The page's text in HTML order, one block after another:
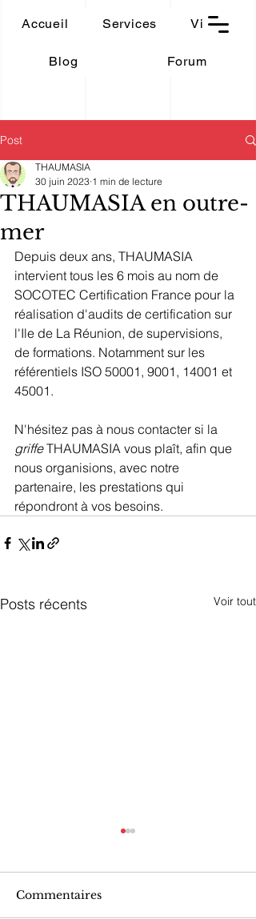
THAUMASIA
Accueil Services Vidéos
Blog Forum
Post
THAUMASIA en outre-
mer
THAUMASIA
30 juin 2023 1 min de lecture
Depuis deux ans, THAUMASIA
intervient tous les 6 mois au nom de
SOCOTEC Certification France pour la
réalisation d'audits de certification sur
l'Ile de La Réunion, de supervisions,
de formations. Notamment sur les
référentiels ISO 50001, 9001, 14001 et
45001.
N'hésitez pas à nous contacter si la
griffe THAUMASIA vous plaît, afin que
nous organisions, avec notre
partenaire, les prestations qui
répondront à vos besoins.
Posts récents Voir tout
Commentaires